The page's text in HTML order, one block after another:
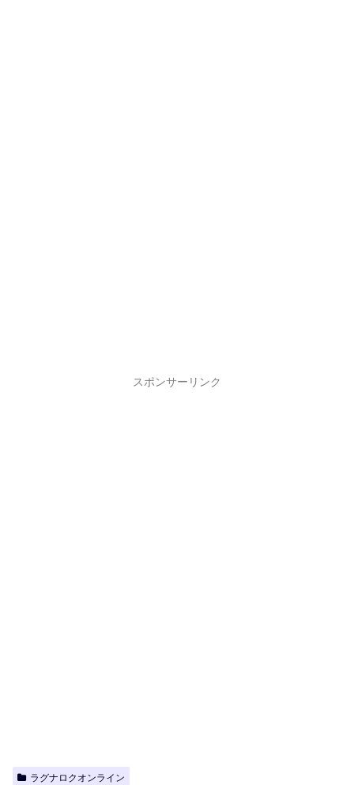
スポンサーリンク
ラグナロクオンライン